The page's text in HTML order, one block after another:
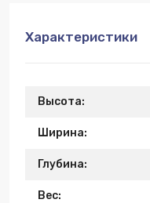
Характеристики
Высота:
Ширина:
Глубина:
Вес: